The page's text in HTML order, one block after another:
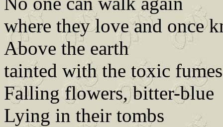
where they love and once
Above the earth
tainted with the toxic fumes
Falling flowers, bitter-blue
Lying in their tombs